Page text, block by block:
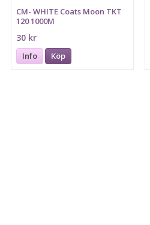
CM- WHITE Coats Moon TKT
120 1000M
30 kr
Info Köp